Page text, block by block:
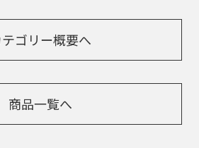
ゴリー概要へ
商品一覧へ